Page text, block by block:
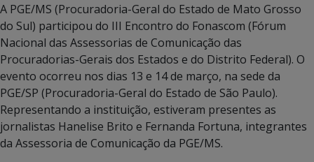
A PGE/MS (Procuradoria-Geral do Estado de Mato Grosso
do Sul) participou do III Encontro do Fonascom (Fórum
Nacional das Assessorias de Comunicação das
Procuradorias-Gerais dos Estados e do Distrito Federal). O
evento ocorreu nos dias 13 e 14 de março, na sede da
PGE/SP (Procuradoria-Geral do Estado de São Paulo).
Representando a instituição, estiveram presentes as
jornalistas Hanelise Brito e Fernanda Fortuna, integrantes
da Assessoria de Comunicação da PGE/MS.